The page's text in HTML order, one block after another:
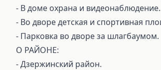
⁃ В доме охрана и видеонаблюдение.
⁃ Во дворе детская и спортивная
⁃ Парковка во дворе за шлагбаумом.
О РАЙОНЕ:
⁃ Дзержинский район.